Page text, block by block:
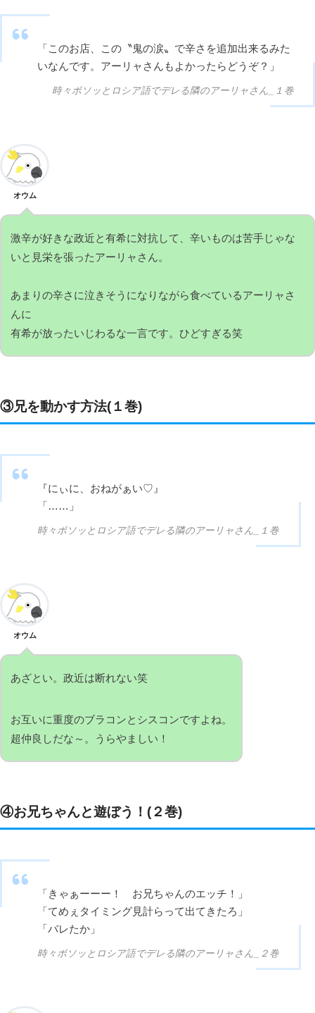
「このお店、この〝鬼の涙〟で辛さを追加出来るみた
いなんです。アーリャさんもよかったらどうぞ？」
時々ボソッとロシア語でデレる隣のアーリャさん_１巻
オウム
激辛が好きな政近と有希に対抗して、辛いものは苦手じゃな
いと見栄を張ったアーリャさん。
あまりの辛さに泣きそうになりながら食べているアーリャさ
んに
有希が放ったいじわるな一言です。ひどすぎる笑
③兄を動かす方法(１巻)
『にぃに、おねがぁい♡』
「……」
時々ボソッとロシア語でデレる隣のアーリャさん_１巻
オウム
あざとい。政近は断れない笑
お互いに重度のブラコンとシスコンですよね。
超仲良しだな～。うらやましい！
④お兄ちゃんと遊ぼう！(２巻)
「きゃぁーーー！ お兄ちゃんのエッチ！」
「てめぇタイミング見計らって出てきたろ」
「バレたか」
時々ボソッとロシア語でデレる隣のアーリャさん_２巻